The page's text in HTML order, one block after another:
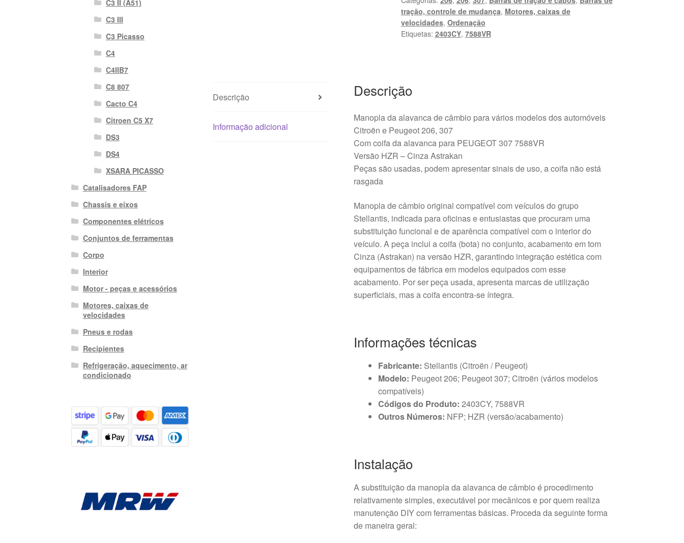
câmbio
Citroën
Peugeot
tração, controle de mudança, Motores, caixas de
velocidades, Ordenação
Etiquetas: 2403CY, 7588VR
Descrição
Informação adicional
Descrição
Manopla da alavanca de câmbio para vários modelos dos automóveis
Citroën e Peugeot 206, 307
Com coifa da alavanca para PEUGEOT 307 7588VR
Versão HZR – Cinza Astrakan
Peças são usadas, podem apresentar sinais de uso, a coifa não está
rasgada
Manopla de câmbio original compatível com veículos do grupo
Stellantis, indicada para oficinas e entusiastas que procuram uma
substituição funcional e de aparência compatível com o interior do
veículo. A peça inclui a coifa (bota) no conjunto, acabamento em tom
Cinza (Astrakan) na versão HZR, garantindo integração estética com
equipamentos de fábrica em modelos equipados com esse
acabamento. Por ser peça usada, apresenta marcas de utilização
superficiais, mas a coifa encontra-se íntegra.
Informações técnicas
Fabricante: Stellantis (Citroën / Peugeot)
Modelo: Peugeot 206; Peugeot 307; Citroën (vários modelos
compatíveis)
Códigos do Produto: 2403CY, 7588VR
Outros Números: NFP; HZR (versão/acabamento)
Instalação
A substituição da manopla da alavanca de câmbio é procedimento
relativamente simples, executável por mecânicos e por quem realiza
manutenção DIY com ferramentas básicas. Proceda da seguinte forma
de maneira geral:
C3 II (A51)
C3 III
C3 Picasso
C4
C4IIB7
C8 807
Cacto C4
Citroen C5 X7
DS3
DS4
XSARA PICASSO
Catalisadores FAP
Chassis e eixos
Componentes elétricos
Conjuntos de ferramentas
Corpo
Interior
Motor - peças e acessórios
Motores, caixas de
velocidades
Pneus e rodas
Recipientes
Refrigeração, aquecimento, ar
condicionado